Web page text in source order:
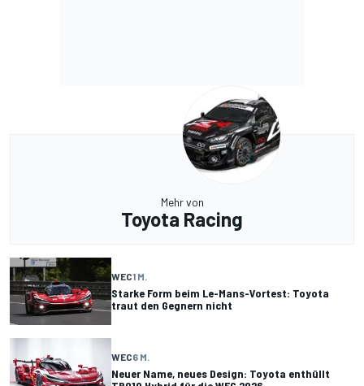
Mehr von
Toyota Racing
WEC1 M.
Starke Form beim Le-Mans-Vortest: Toyota
traut den Gegnern nicht
WEC6 M.
Neuer Name, neues Design: Toyota enthüllt